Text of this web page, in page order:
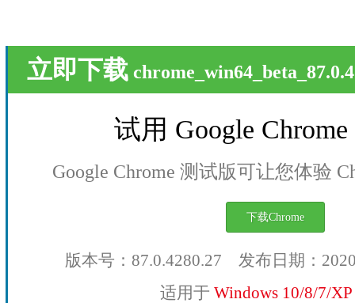
立即下载
试用 Google
Google Chrome 测试版可让您体验
下载Chrome
版本号：87.0.4280.27 发布日期：
适用于 Windows 10/8/7/